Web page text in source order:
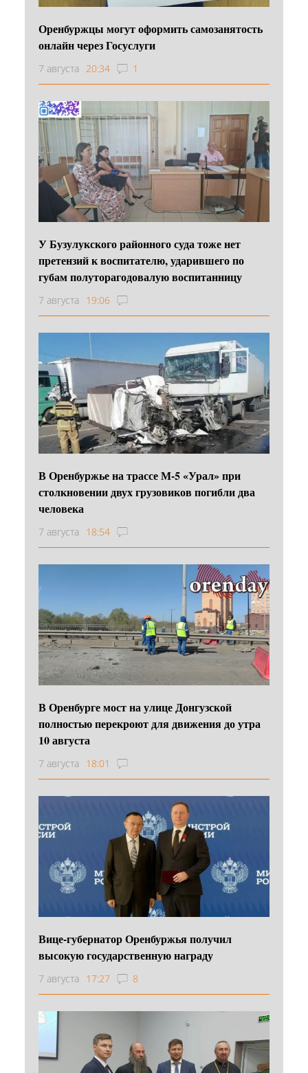
Оренбуржцы могут оформить самозанятость
онлайн через Госуслуги
7 августа 20:34 1
У Бузулукского районного суда тоже нет
претензий к воспитателю, ударившего по
губам полуторагодовалую воспитанницу
7 августа 19:06
В Оренбуржье на трассе М-5 «Урал» при
столкновении двух грузовиков погибли два
человека
7 августа 18:54
В Оренбурге мост на улице Донгузской
полностью перекроют для движения до утра
10 августа
7 августа 18:01
Вице-губернатор Оренбуржья получил
высокую государственную награду
7 августа 17:27 8